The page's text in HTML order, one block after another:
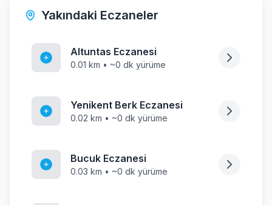
Yakındaki Eczaneler
Altuntas Eczanesi
0.01 km • ~0 dk yürüme
Yenikent Berk Eczanesi
0.02 km • ~0 dk yürüme
Bucuk Eczanesi
0.03 km • ~0 dk yürüme